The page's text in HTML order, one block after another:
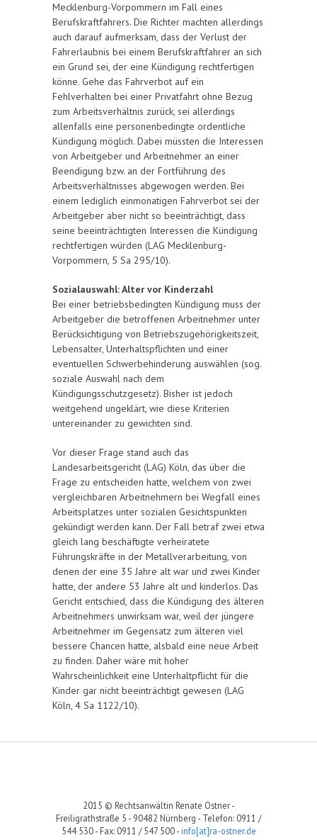
Mecklenburg-Vorpommern im Fall eines
Berufskraftfahrers. Die Richter machten allerdings
auch darauf aufmerksam, dass der Verlust der
Fahrerlaubnis bei einem Berufskraftfahrer an sich
ein Grund sei, der eine Kündigung rechtfertigen
könne. Gehe das Fahrverbot auf ein
Fehlverhalten bei einer Privatfahrt ohne Bezug
zum Arbeitsverhältnis zurück, sei allerdings
allenfalls eine personenbedingte ordentliche
Kündigung möglich. Dabei müssten die Interessen
von Arbeitgeber und Arbeitnehmer an einer
Beendigung bzw. an der Fortführung des
Arbeitsverhältnisses abgewogen werden. Bei
einem lediglich einmonatigen Fahrverbot sei der
Arbeitgeber aber nicht so beeinträchtigt, dass
seine beeinträchtigten Interessen die Kündigung
rechtfertigen würden (LAG Mecklenburg-
Vorpommern, 5 Sa 295/10).
Sozialauswahl: Alter vor Kinderzahl
Bei einer betriebsbedingten Kündigung muss der
Arbeitgeber die betroffenen Arbeitnehmer unter
Berücksichtigung von Betriebszugehörigkeitszeit,
Lebensalter, Unterhaltspflichten und einer
eventuellen Schwerbehinderung auswählen (sog.
soziale Auswahl nach dem
Kündigungsschutzgesetz). Bisher ist jedoch
weitgehend ungeklärt, wie diese Kriterien
untereinander zu gewichten sind.
Vor dieser Frage stand auch das
Landesarbeitsgericht (LAG) Köln, das über die
Frage zu entscheiden hatte, welchem von zwei
vergleichbaren Arbeitnehmern bei Wegfall eines
Arbeitsplatzes unter sozialen Gesichtspunkten
gekündigt werden kann. Der Fall betraf zwei etwa
gleich lang beschäftigte verheiratete
Führungskräfte in der Metallverarbeitung, von
denen der eine 35 Jahre alt war und zwei Kinder
hatte, der andere 53 Jahre alt und kinderlos. Das
Gericht entschied, dass die Kündigung des älteren
Arbeitnehmers unwirksam war, weil der jüngere
Arbeitnehmer im Gegensatz zum älteren viel
bessere Chancen hatte, alsbald eine neue Arbeit
zu finden. Daher wäre mit hoher
Wahrscheinlichkeit eine Unterhaltpflicht für die
Kinder gar nicht beeinträchtigt gewesen (LAG
Köln, 4 Sa 1122/10).
2015 © Rechtsanwältin Renate Ostner -
Freiligrathstraße 5 - 90482 Nürnberg - Telefon: 0911 /
544 530 - Fax: 0911 / 547 500 -info[at]ra-ostner.de